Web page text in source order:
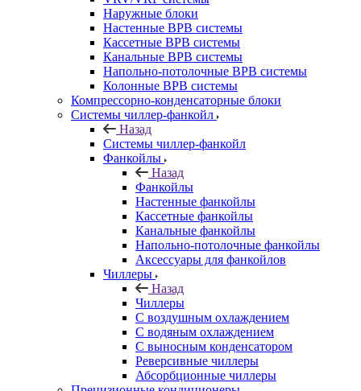
Наружные блоки
Настенные ВРВ системы
Кассетные ВРВ системы
Канальные ВРВ системы
Напольно-потолочные ВРВ системы
Колонные ВРВ системы
Компрессорно-конденсаторные блоки
Системы чиллер-фанкойл
Назад
Системы чиллер-фанкойл
Фанкойлы
Назад
Фанкойлы
Настенные фанкойлы
Кассетные фанкойлы
Канальные фанкойлы
Напольно-потолочные фанкойлы
Аксессуары для фанкойлов
Чиллеры
Назад
Чиллеры
С воздушным охлаждением
С водяным охлаждением
С выносным конденсатором
Реверсивные чиллеры
Абсорбционные чиллеры